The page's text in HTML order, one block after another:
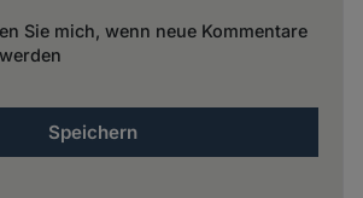
Sie mich, wenn neue Kommentare